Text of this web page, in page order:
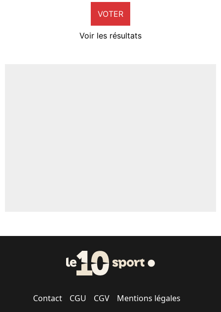
VOTER
Voir les résultats
Contact CGU CGV Mentions légales